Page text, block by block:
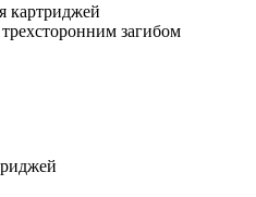
картриджей
загибом